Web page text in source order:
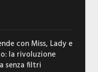
con Miss, Lady e
la rivoluzione
senza filtri